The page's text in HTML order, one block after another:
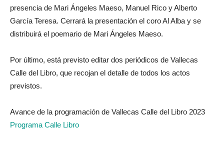
presencia de Mari Ángeles Maeso, Manuel Rico y Alberto
García Teresa. Cerrará la presentación el coro Al Alba y se
distribuirá el poemario de Mari Ángeles Maeso.
Por último, está previsto editar dos periódicos de Vallecas
Calle del Libro, que recojan el detalle de todos los actos
previstos.
Avance de la programación de Vallecas Calle del Libro 2023
Programa Calle Libro